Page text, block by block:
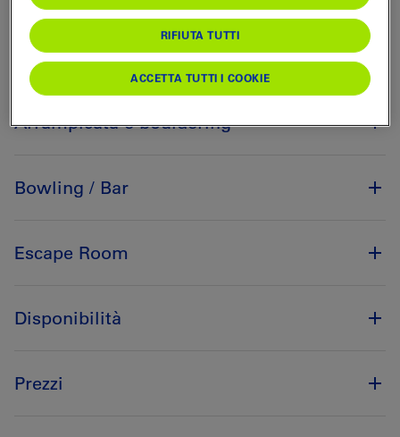
Pista di pattinaggio
Arrampicata e bouldering
Bowling / Bar
Escape Room
Disponibilità
Prezzi
RIFIUTA TUTTI
ACCETTA TUTTI I COOKIE